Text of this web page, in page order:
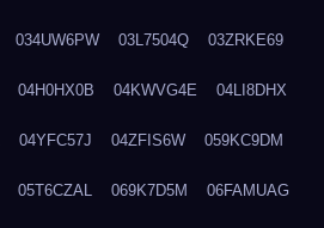
034UW6PW 03L7504Q 03ZRKE69
04H0HX0B 04KWVG4E 04LI8DHX
04YFC57J 04ZFIS6W 059KC9DM
05T6CZAL 069K7D5M 06FAMUAG